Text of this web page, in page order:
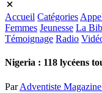
Accueil Catégories
Femmes Jeunesse La
Témoignage Radio
Nigeria : 118 lycéens
Par Adventiste Magazine